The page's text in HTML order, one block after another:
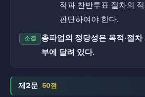
적과 찬반투표 절차의
판단하여야 한다.
소결
총파업의 정당성은 목적·절
부에 달려 있다.
제2문 50점